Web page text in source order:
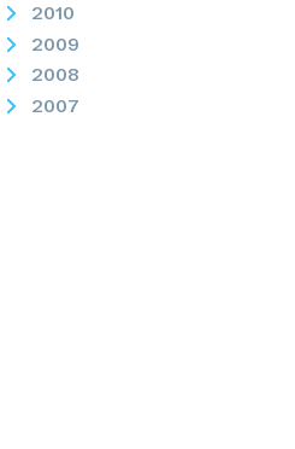
2010
2009
2008
2007